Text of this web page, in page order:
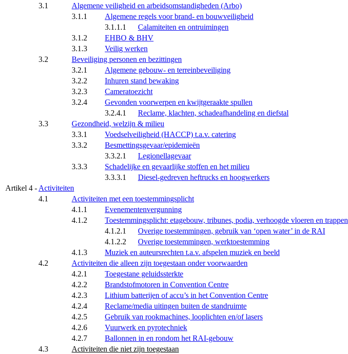
3.1
Algemene veiligheid en arbeidsomstandigheden (Arbo)
3.1.1
Algemene regels voor brand- en bouwveiligheid
3.1.1.1
Calamiteiten en ontruimingen
3.1.2
EHBO & BHV
3.1.3
Veilig werken
3.2
Beveiliging personen en bezittingen
3.2.1
Algemene gebouw- en terreinbeveiliging
3.2.2
Inhuren stand bewaking
3.2.3
Cameratoezicht
3.2.4
Gevonden voorwerpen en kwijtgeraakte spullen
3.2.4.1
Reclame, klachten, schadeafhandeling en diefstal
3.3
Gezondheid, welzijn & milieu
3.3.1
Voedselveiligheid (HACCP) t.a.v. catering
3.3.2
Besmettingsgevaar/epidemieën
3.3.2.1
Legionellagevaar
3.3.3
Schadelijke en gevaarlijke stoffen en het milieu
3.3.3.1
Diesel-gedreven heftrucks en hoogwerkers
Artikel 4 - Activiteiten
4.1
Activiteiten met een toestemmingsplicht
4.1.1
Evenementenvergunning
4.1.2
Toestemmingsplicht: etagebouw, tribunes, podia, verhoogde vloeren en trappen
4.1.2.1
Overige toestemmingen, gebruik van ‘open water’ in de RAI
4.1.2.2
Overige toestemmingen, werktoestemming
4.1.3
Muziek en auteursrechten t.a.v. afspelen muziek en beeld
4.2
Activiteiten die alleen zijn toegestaan onder voorwaarden
4.2.1
Toegestane geluidssterkte
4.2.2
Brandstofmotoren in Convention Centre
4.2.3
Lithium batterijen of accu’s in het Convention Centre
4.2.4
Reclame/media uitingen buiten de standruimte
4.2.5
Gebruik van rookmachines, looplichten en/of lasers
4.2.6
Vuurwerk en pyrotechniek
4.2.7
Ballonnen in en rondom het RAI-gebouw
4.3
Activiteiten die niet zijn toegestaan